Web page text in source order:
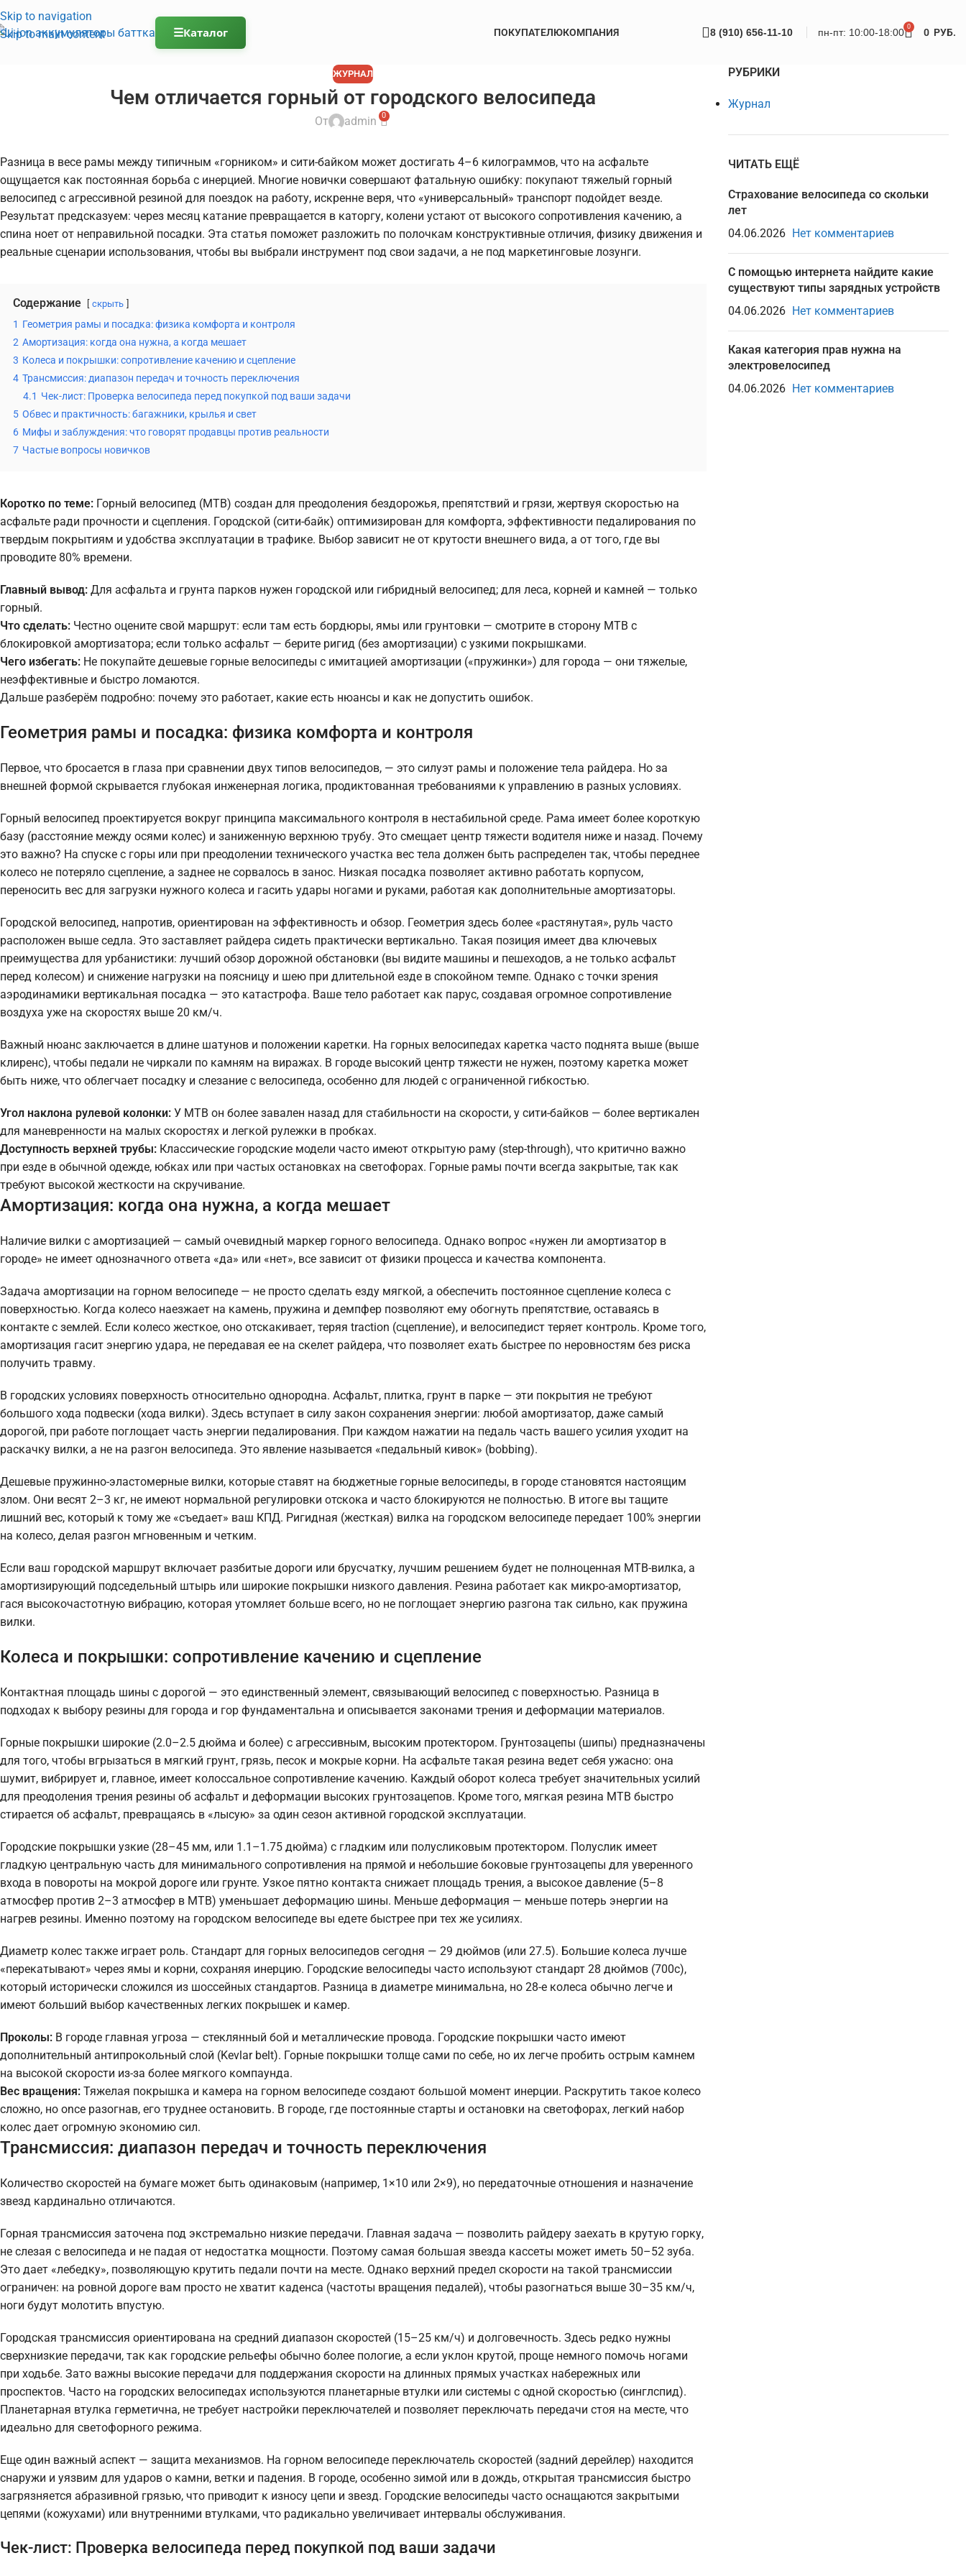
Skip to navigation
Skip to main content
☰Каталог ПОКУПАТЕЛЮКОМПАНИЯ 8 (910) 656-11-10 пн-пт: 10:00-18:00 0 0 РУБ.
ЖУРНАЛ
Чем отличается горный от городского велосипеда
От admin 0
Разница в весе рамы между типичным «горником» и сити-байком может достигать 4–6 килограммов, что на асфальте
ощущается как постоянная борьба с инерцией. Многие новички совершают фатальную ошибку: покупают тяжелый горный
велосипед с агрессивной резиной для поездок на работу, искренне веря, что «универсальный» транспорт подойдет везде.
Результат предсказуем: через месяц катание превращается в каторгу, колени устают от высокого сопротивления качению, а
спина ноет от неправильной посадки. Эта статья поможет разложить по полочкам конструктивные отличия, физику движения и
реальные сценарии использования, чтобы вы выбрали инструмент под свои задачи, а не под маркетинговые лозунги.
Содержание скрыть
1 Геометрия рамы и посадка: физика комфорта и контроля
2 Амортизация: когда она нужна, а когда мешает
3 Колеса и покрышки: сопротивление качению и сцепление
4 Трансмиссия: диапазон передач и точность переключения
4.1 Чек-лист: Проверка велосипеда перед покупкой под ваши задачи
5 Обвес и практичность: багажники, крылья и свет
6 Мифы и заблуждения: что говорят продавцы против реальности
7 Частые вопросы новичков
Коротко по теме: Горный велосипед (MTB) создан для преодоления бездорожья, препятствий и грязи, жертвуя скоростью на
асфальте ради прочности и сцепления. Городской (сити-байк) оптимизирован для комфорта, эффективности педалирования по
твердым покрытиям и удобства эксплуатации в трафике. Выбор зависит не от крутости внешнего вида, а от того, где вы
проводите 80% времени.
Главный вывод: Для асфальта и грунта парков нужен городской или гибридный велосипед; для леса, корней и камней — только
горный.
Что сделать: Честно оцените свой маршрут: если там есть бордюры, ямы или грунтовки — смотрите в сторону MTB с
блокировкой амортизатора; если только асфальт — берите ригид (без амортизации) с узкими покрышками.
Чего избегать: Не покупайте дешевые горные велосипеды с имитацией амортизации («пружинки») для города — они тяжелые,
неэффективные и быстро ломаются.
Дальше разберём подробно: почему это работает, какие есть нюансы и как не допустить ошибок.
Геометрия рамы и посадка: физика комфорта и контроля
Первое, что бросается в глаза при сравнении двух типов велосипедов, — это силуэт рамы и положение тела райдера. Но за
внешней формой скрывается глубокая инженерная логика, продиктованная требованиями к управлению в разных условиях.
Горный велосипед проектируется вокруг принципа максимального контроля в нестабильной среде. Рама имеет более короткую
базу (расстояние между осями колес) и заниженную верхнюю трубу. Это смещает центр тяжести водителя ниже и назад. Почему
это важно? На спуске с горы или при преодолении технического участка вес тела должен быть распределен так, чтобы переднее
колесо не потеряло сцепление, а заднее не сорвалось в занос. Низкая посадка позволяет активно работать корпусом,
переносить вес для загрузки нужного колеса и гасить удары ногами и руками, работая как дополнительные амортизаторы.
Городской велосипед, напротив, ориентирован на эффективность и обзор. Геометрия здесь более «растянутая», руль часто
расположен выше седла. Это заставляет райдера сидеть практически вертикально. Такая позиция имеет два ключевых
преимущества для урбанистики: лучший обзор дорожной обстановки (вы видите машины и пешеходов, а не только асфальт
перед колесом) и снижение нагрузки на поясницу и шею при длительной езде в спокойном темпе. Однако с точки зрения
аэродинамики вертикальная посадка — это катастрофа. Ваше тело работает как парус, создавая огромное сопротивление
воздуха уже на скоростях выше 20 км/ч.
Важный нюанс заключается в длине шатунов и положении каретки. На горных велосипедах каретка часто поднята выше (выше
клиренс), чтобы педали не чиркали по камням на виражах. В городе высокий центр тяжести не нужен, поэтому каретка может
быть ниже, что облегчает посадку и слезание с велосипеда, особенно для людей с ограниченной гибкостью.
Угол наклона рулевой колонки: У MTB он более завален назад для стабильности на скорости, у сити-байков — более вертикален
для маневренности на малых скоростях и легкой рулежки в пробках.
Доступность верхней трубы: Классические городские модели часто имеют открытую раму (step-through), что критично важно
при езде в обычной одежде, юбках или при частых остановках на светофорах. Горные рамы почти всегда закрытые, так как
требуют высокой жесткости на скручивание.
Амортизация: когда она нужна, а когда мешает
Наличие вилки с амортизацией — самый очевидный маркер горного велосипеда. Однако вопрос «нужен ли амортизатор в
городе» не имеет однозначного ответа «да» или «нет», все зависит от физики процесса и качества компонента.
Задача амортизации на горном велосипеде — не просто сделать езду мягкой, а обеспечить постоянное сцепление колеса с
поверхностью. Когда колесо наезжает на камень, пружина и демпфер позволяют ему обогнуть препятствие, оставаясь в
контакте с землей. Если колесо жесткое, оно отскакивает, теряя traction (сцепление), и велосипедист теряет контроль. Кроме того,
амортизация гасит энергию удара, не передавая ее на скелет райдера, что позволяет ехать быстрее по неровностям без риска
получить травму.
В городских условиях поверхность относительно однородна. Асфальт, плитка, грунт в парке — эти покрытия не требуют
большого хода подвески (хода вилки). Здесь вступает в силу закон сохранения энергии: любой амортизатор, даже самый
дорогой, при работе поглощает часть энергии педалирования. При каждом нажатии на педаль часть вашего усилия уходит на
раскачку вилки, а не на разгон велосипеда. Это явление называется «педальный кивок» (bobbing).
Дешевые пружинно-эластомерные вилки, которые ставят на бюджетные горные велосипеды, в городе становятся настоящим
злом. Они весят 2–3 кг, не имеют нормальной регулировки отскока и часто блокируются не полностью. В итоге вы тащите
лишний вес, который к тому же «съедает» ваш КПД. Ригидная (жесткая) вилка на городском велосипеде передает 100% энергии
на колесо, делая разгон мгновенным и четким.
Если ваш городской маршрут включает разбитые дороги или брусчатку, лучшим решением будет не полноценная MTB-вилка, а
амортизирующий подседельный штырь или широкие покрышки низкого давления. Резина работает как микро-амортизатор,
гася высокочастотную вибрацию, которая утомляет больше всего, но не поглощает энергию разгона так сильно, как пружина
вилки.
Колеса и покрышки: сопротивление качению и сцепление
Контактная площадь шины с дорогой — это единственный элемент, связывающий велосипед с поверхностью. Разница в
подходах к выбору резины для города и гор фундаментальна и описывается законами трения и деформации материалов.
Горные покрышки широкие (2.0–2.5 дюйма и более) с агрессивным, высоким протектором. Грунтозацепы (шипы) предназначены
для того, чтобы вгрызаться в мягкий грунт, грязь, песок и мокрые корни. На асфальте такая резина ведет себя ужасно: она
шумит, вибрирует и, главное, имеет колоссальное сопротивление качению. Каждый оборот колеса требует значительных усилий
для преодоления трения резины об асфальт и деформации высоких грунтозацепов. Кроме того, мягкая резина MTB быстро
стирается об асфальт, превращаясь в «лысую» за один сезон активной городской эксплуатации.
Городские покрышки узкие (28–45 мм, или 1.1–1.75 дюйма) с гладким или полусликовым протектором. Полуслик имеет
гладкую центральную часть для минимального сопротивления на прямой и небольшие боковые грунтозацепы для уверенного
входа в повороты на мокрой дороге или грунте. Узкое пятно контакта снижает площадь трения, а высокое давление (5–8
атмосфер против 2–3 атмосфер в MTB) уменьшает деформацию шины. Меньше деформация — меньше потерь энергии на
нагрев резины. Именно поэтому на городском велосипеде вы едете быстрее при тех же усилиях.
Диаметр колес также играет роль. Стандарт для горных велосипедов сегодня — 29 дюймов (или 27.5). Большие колеса лучше
«перекатывают» через ямы и корни, сохраняя инерцию. Городские велосипеды часто используют стандарт 28 дюймов (700c),
который исторически сложился из шоссейных стандартов. Разница в диаметре минимальна, но 28-е колеса обычно легче и
имеют больший выбор качественных легких покрышек и камер.
Проколы: В городе главная угроза — стеклянный бой и металлические провода. Городские покрышки часто имеют
дополнительный антипрокольный слой (Kevlar belt). Горные покрышки толще сами по себе, но их легче пробить острым камнем
на высокой скорости из-за более мягкого компаунда.
Вес вращения: Тяжелая покрышка и камера на горном велосипеде создают большой момент инерции. Раскрутить такое колесо
сложно, но once разогнав, его труднее остановить. В городе, где постоянные старты и остановки на светофорах, легкий набор
колес дает огромную экономию сил.
Трансмиссия: диапазон передач и точность переключения
Количество скоростей на бумаге может быть одинаковым (например, 1×10 или 2×9), но передаточные отношения и назначение
звезд кардинально отличаются.
Горная трансмиссия заточена под экстремально низкие передачи. Главная задача — позволить райдеру заехать в крутую горку,
не слезая с велосипеда и не падая от недостатка мощности. Поэтому самая большая звезда кассеты может иметь 50–52 зуба.
Это дает «лебедку», позволяющую крутить педали почти на месте. Однако верхний предел скорости на такой трансмиссии
ограничен: на ровной дороге вам просто не хватит каденса (частоты вращения педалей), чтобы разогнаться выше 30–35 км/ч,
ноги будут молотить впустую.
Городская трансмиссия ориентирована на средний диапазон скоростей (15–25 км/ч) и долговечность. Здесь редко нужны
сверхнизкие передачи, так как городские рельефы обычно более пологие, а если уклон крутой, проще немного помочь ногами
при ходьбе. Зато важны высокие передачи для поддержания скорости на длинных прямых участках набережных или
проспектов. Часто на городских велосипедах используются планетарные втулки или системы с одной скоростью (синглспид).
Планетарная втулка герметична, не требует настройки переключателей и позволяет переключать передачи стоя на месте, что
идеально для светофорного режима.
Еще один важный аспект — защита механизмов. На горном велосипеде переключатель скоростей (задний дерейлер) находится
снаружи и уязвим для ударов о камни, ветки и падения. В городе, особенно зимой или в дождь, открытая трансмиссия быстро
загрязняется абразивной грязью, что приводит к износу цепи и звезд. Городские велосипеды часто оснащаются закрытыми
цепями (кожухами) или внутренними втулками, что радикально увеличивает интервалы обслуживания.
Чек-лист: Проверка велосипеда перед покупкой под ваши задачи
РУБРИКИ
Журнал
ЧИТАТЬ ЕЩЁ
Страхование велосипеда со скольки
лет
04.06.2026 Нет комментариев
С помощью интернета найдите какие
существуют типы зарядных устройств
04.06.2026 Нет комментариев
Какая категория прав нужна на
электровелосипед
04.06.2026 Нет комментариев